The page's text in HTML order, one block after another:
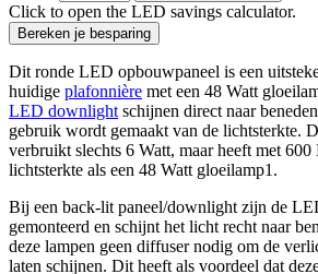
Click to open the LED savings calculator.
Bereken je besparing
Dit ronde LED opbouwpaneel is een
huidige plafonnière met een 48 Watt
LED downlight schijnen direct naar
gebruik wordt gemaakt van de lichtsterkte.
verbruikt slechts 6 Watt, maar heeft met
lichtsterkte als een 48 Watt gloeilamp1.
Bij een back-lit paneel/downlight zijn de
gemonteerd en schijnt het licht recht naar
deze lampen geen diffuser nodig om de
laten schijnen. Dit heeft als voordeel dat